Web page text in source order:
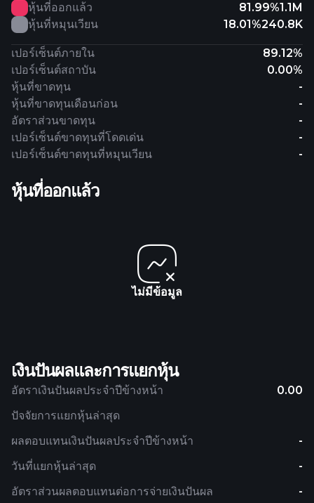
หุ้นที่ออกแล้ว 81.99%1.1M
หุ้นที่หมุนเวียน
18.01%240.8K
เปอร์เซ็นต์ภายใน
89.12%
เปอร์เซ็นต์สถาบัน
0.00%
หุ้นที่ขาดทุน
-
หุ้นที่ขาดทุนเดือนก่อน
-
อัตราส่วนขาดทุน
-
เปอร์เซ็นต์ขาดทุนที่โดดเด่น
-
เปอร์เซ็นต์ขาดทุนที่หมุนเวียน
-
หุ้นที่ออกแล้ว
ไม่มีข้อมูล
เงินปันผลและการแยกหุ้น
อัตราเงินปันผลประจำปีข้างหน้า 0.00
ผลตอบแทนเงินปันผลประจำปีข้างหน้า -
อัตราส่วนผลตอบแทนต่อการจ่ายเงินปันผล -
ปัจจัยการแยกหุ้นล่าสุด
วันที่แยกหุ้นล่าสุด -